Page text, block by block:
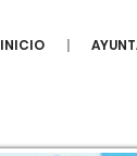
INICIO